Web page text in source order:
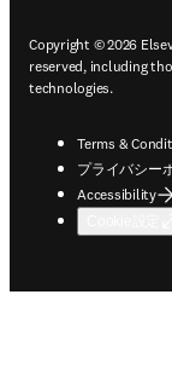
Copyright © 2026
reserved, including
technologies.
Terms &
プライバシー
Accessibility